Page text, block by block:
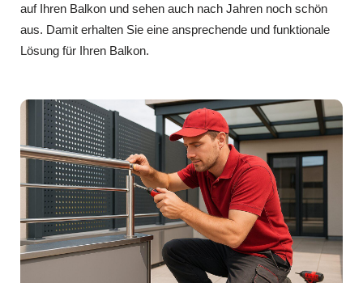
auf Ihren Balkon und sehen auch nach Jahren noch schön
aus. Damit erhalten Sie eine ansprechende und funktionale
Lösung für Ihren Balkon.